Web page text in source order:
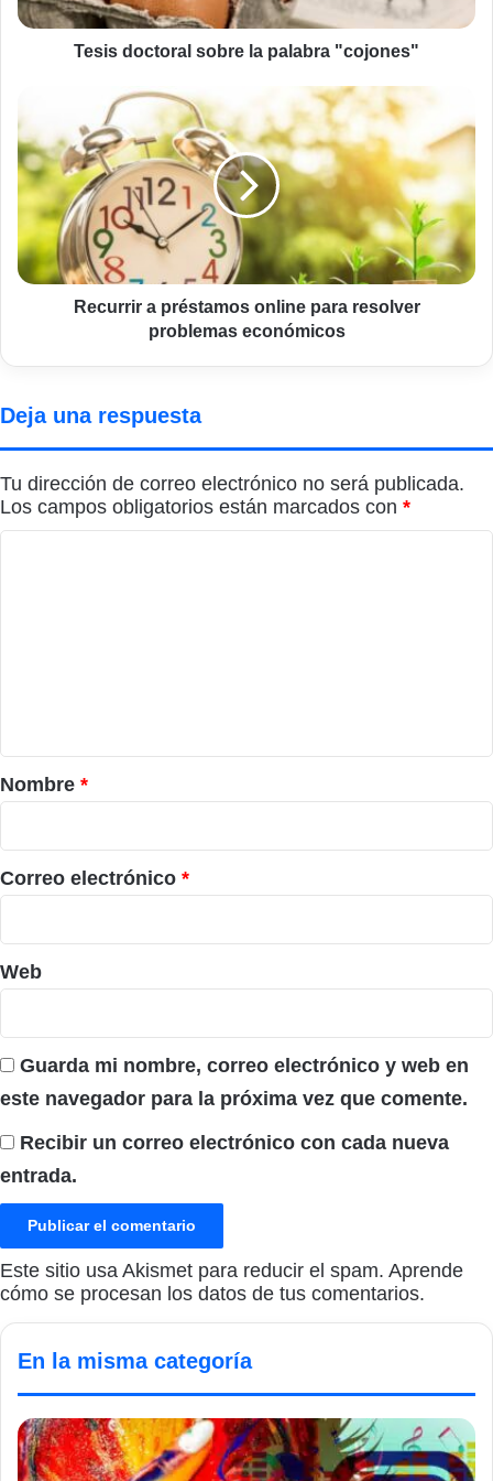
Tesis doctoral sobre la palabra "cojones"
a
préstamos
online
para
resolver
problemas
económicos
Recurrir a préstamos online para resolver
problemas económicos
Deja una respuesta
Tu dirección de correo electrónico no será publicada.
Los campos obligatorios están marcados con *
r
i
o
*
Nombre *
Correo electrónico *
Web
Guarda mi nombre, correo electrónico y web en
este navegador para la próxima vez que comente.
Recibir un correo electrónico con cada nueva
entrada.
Este sitio usa Akismet para reducir el spam. Aprende
cómo se procesan los datos de tus comentarios.
En la misma categoría